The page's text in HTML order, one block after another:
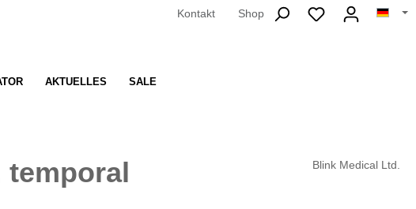
Kontakt Shop
AKTUELLES SALE
temporal Blink Medical Ltd.